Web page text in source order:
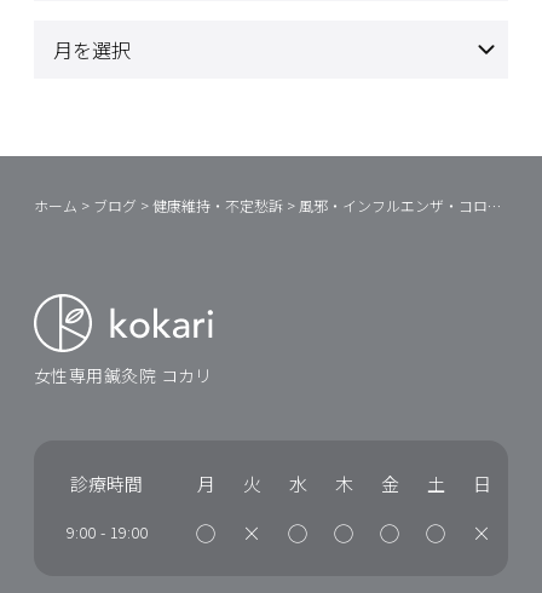
ホーム > ブログ >健康維持・不定愁訴 > 風邪・インフルエンザ・コロナ
女性専用鍼灸院 コカリ
診療時間 月 火 水 木 金 土 日
9:00 - 19:00 ◯ × ◯ ◯ ◯ ◯ ×